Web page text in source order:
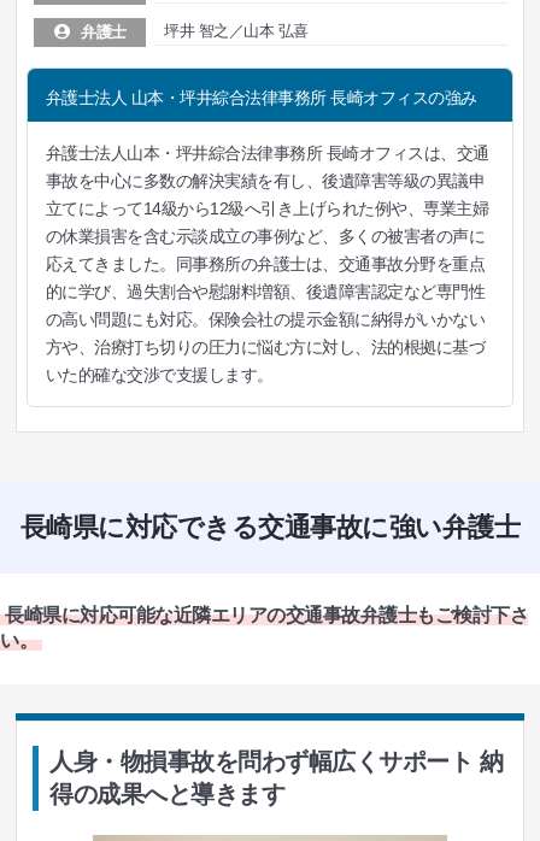
弁護士 坪井 智之／山本 弘喜
弁護士法人 山本・坪井綜合法律事務所 長崎オフィスの強み
弁護士法人山本・坪井綜合法律事務所 長崎オフィスは、交通
事故を中心に多数の解決実績を有し、後遺障害等級の異議申
立てによって14級から12級へ引き上げられた例や、専業主婦
の休業損害を含む示談成立の事例など、多くの被害者の声に
応えてきました。同事務所の弁護士は、交通事故分野を重点
的に学び、過失割合や慰謝料増額、後遺障害認定など専門性
の高い問題にも対応。保険会社の提示金額に納得がいかない
方や、治療打ち切りの圧力に悩む方に対し、法的根拠に基づ
いた的確な交渉で支援します。
長崎県に対応できる交通事故に強い弁護士
長崎県に対応可能な近隣エリアの交通事故弁護士もご検討下さ
い。
人身・物損事故を問わず幅広くサポート 納
得の成果へと導きます